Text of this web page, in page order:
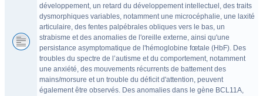
développement, un retard du développement intellectuel, des traits
dysmorphiques variables, notamment une microcéphalie, une laxité
articulaire, des fentes palpébrales obliques vers le bas, un
strabisme et des anomalies de l'oreille externe, ainsi qu'une
persistance asymptomatique de l'hémoglobine fœtale (HbF). Des
troubles du spectre de l’autisme et du comportement, notamment
une anxiété, des mouvements récurrents de battement des
mains/morsure et un trouble du déficit d'attention, peuvent
également être observés. Des anomalies dans le gène BCL11A,